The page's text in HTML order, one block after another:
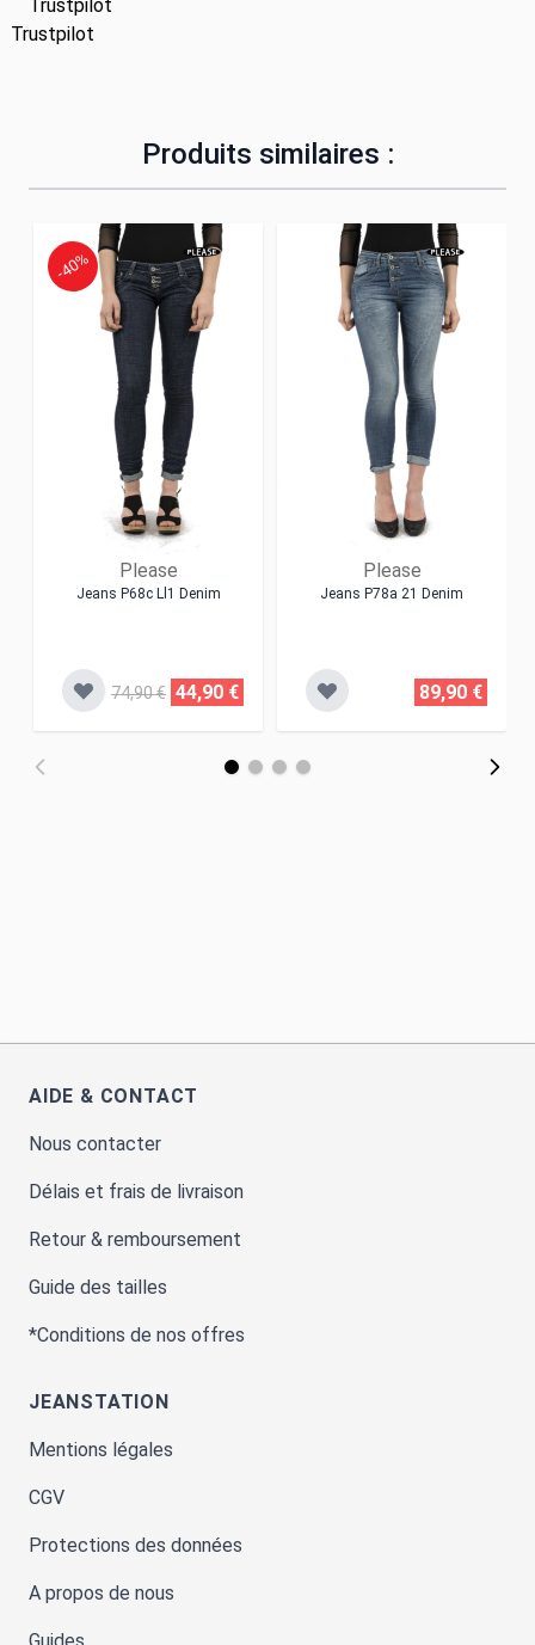
Trustpilot
Trustpilot
Produits similaires :
Please
Jeans P68c Ll1 Denim
-40%
74,90 € 44,90 €
Please
Jeans P78a 21 Denim
89,90 €
AIDE & CONTACT
Nous contacter
Délais et frais de livraison
Retour & remboursement
Guide des tailles
*Conditions de nos offres
JEANSTATION
Mentions légales
CGV
Protections des données
A propos de nous